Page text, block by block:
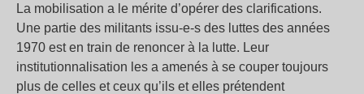
La mobilisation a le mérite d’opérer des clarifications.
Une partie des militants issu-e-s des luttes des années
1970 est en train de renoncer à la lutte. Leur
institutionnalisation les a amenés à se couper toujours
plus de celles et ceux qu’ils et elles prétendent